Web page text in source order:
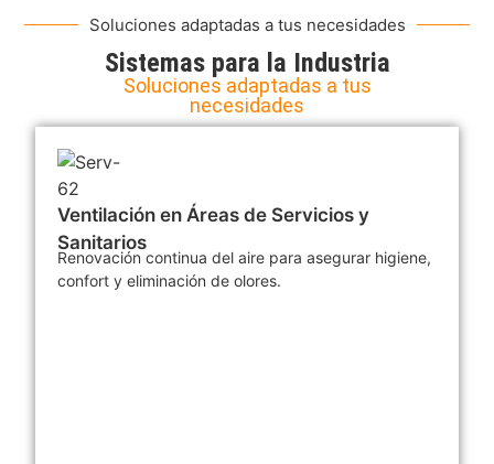
Soluciones adaptadas a tus necesidades
Sistemas para la Industria
Soluciones adaptadas a tus
necesidades
Ventilación en Áreas de Servicios y
Sanitarios
Renovación continua del aire para asegurar higiene,
confort y eliminación de olores.